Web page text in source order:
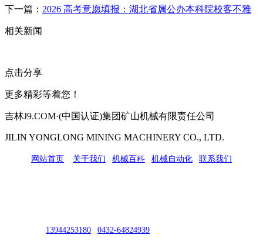
下一篇： 2026 高考意愿填报：湖北省属公办本科院校客不雅
相关新闻
点击分享
更多精彩等着您！
吉林J9.COM·(中国认证)集团矿山机械有限责任公司
JILIN YONGLONG MINING MACHINERY CO., LTD.
网站首页 关于我们 机械百科 机械自动化 联系我们
13944253180 0432-64824939